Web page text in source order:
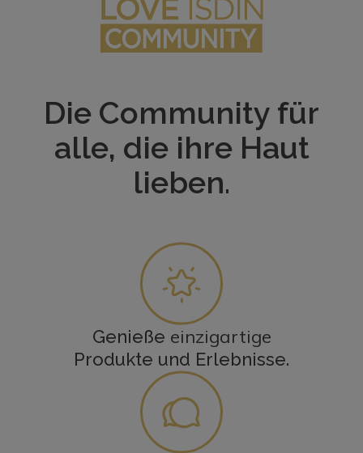
Die Community für
alle, die ihre Haut
lieben.
Genieße einzigartige
Produkte und Erlebnisse.